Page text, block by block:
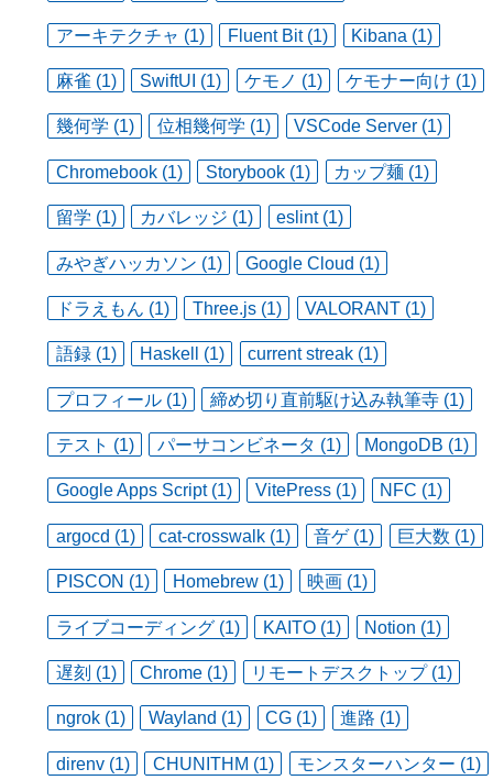
アーキテクチャ (1) Fluent Bit (1) Kibana (1)
麻雀 (1) SwiftUI (1) ケモノ (1) ケモナー向け (1)
幾何学 (1) 位相幾何学 (1) VSCode Server (1)
Chromebook (1) Storybook (1) カップ麺 (1)
留学 (1) カバレッジ (1) eslint (1)
みやぎハッカソン (1) Google Cloud (1)
ドラえもん (1) Three.js (1) VALORANT (1)
語録 (1) Haskell (1) current streak (1)
プロフィール (1) 締め切り直前駆け込み執筆寺 (1)
テスト (1) パーサコンビネータ (1) MongoDB (1)
Google Apps Script (1) VitePress (1) NFC (1)
argocd (1) cat-crosswalk (1) 音ゲ (1) 巨大数 (1)
PISCON (1) Homebrew (1) 映画 (1)
ライブコーディング (1) KAITO (1) Notion (1)
遅刻 (1) Chrome (1) リモートデスクトップ (1)
ngrok (1) Wayland (1) CG (1) 進路 (1)
direnv (1) CHUNITHM (1) モンスターハンター (1)